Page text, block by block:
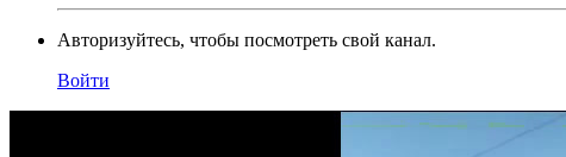
Авторизуйтесь, чтобы посмотреть свой канал.
Войти